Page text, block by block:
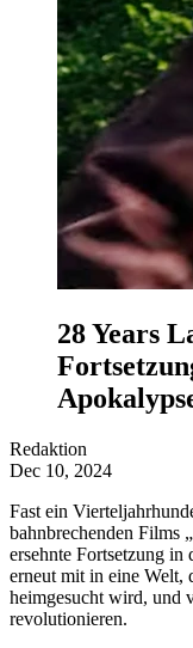
28 Years
Redaktion
Dec 10, 2024
Fast ein
bahnbrechenden Films
ersehnte Fortsetzung in
erneut mit in eine Welt,
heimgesucht wird, und
revolutionieren.